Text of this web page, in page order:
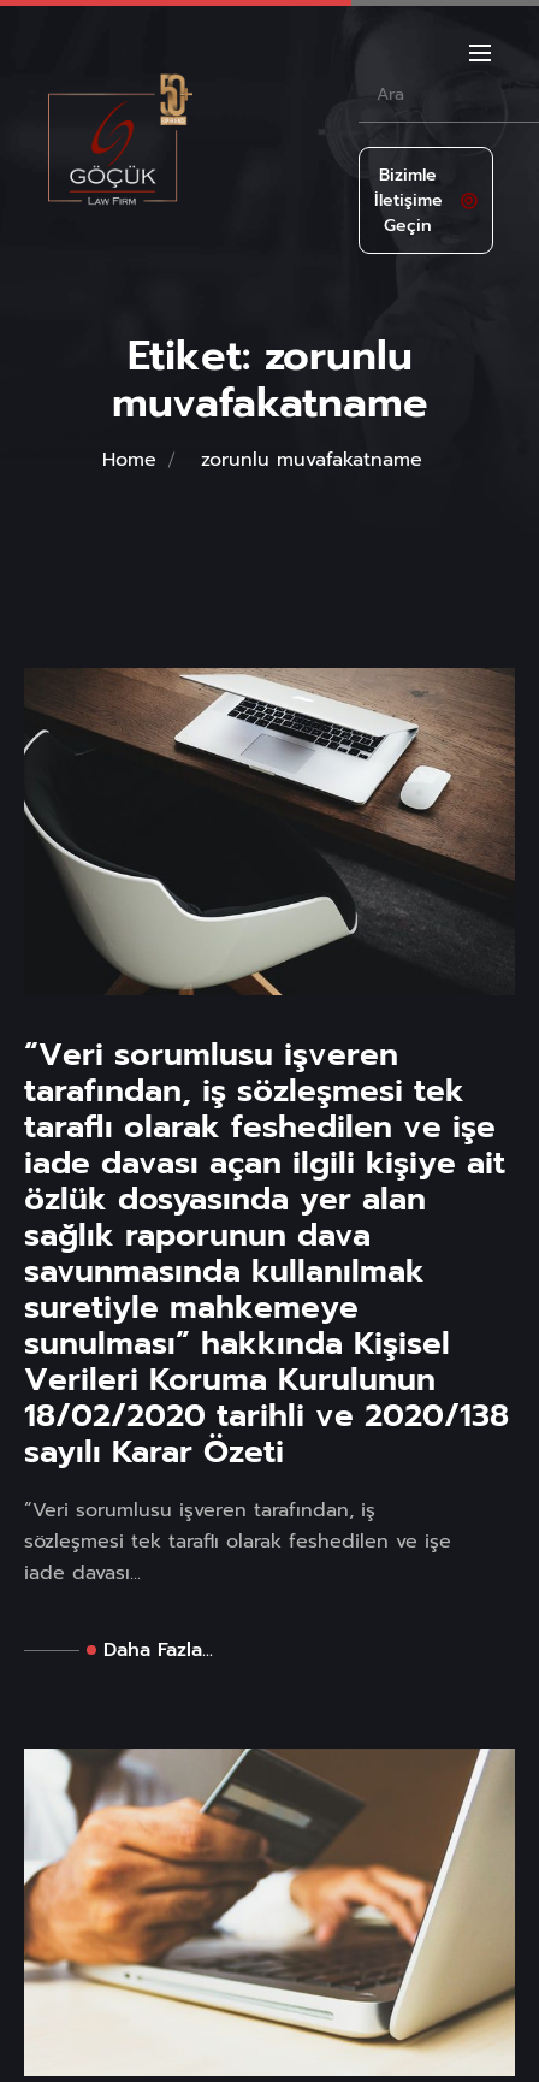
Bizimle
İletişime
Geçin
Etiket: zorunlu
muvafakatname
Home zorunlu muvafakatname
“Veri sorumlusu işveren
tarafından, iş sözleşmesi tek
taraflı olarak feshedilen ve işe
iade davası açan ilgili kişiye ait
özlük dosyasında yer alan
sağlık raporunun dava
savunmasında kullanılmak
suretiyle mahkemeye
sunulması” hakkında Kişisel
Verileri Koruma Kurulunun
18/02/2020 tarihli ve 2020/138
sayılı Karar Özeti
“Veri sorumlusu işveren tarafından, iş
sözleşmesi tek taraflı olarak feshedilen ve işe
iade davası...
Daha Fazla...